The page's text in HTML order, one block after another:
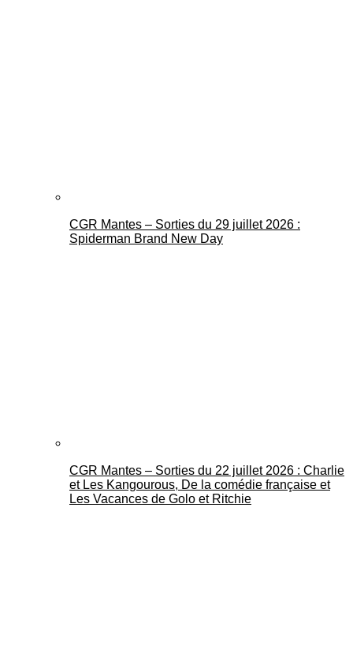
CGR Mantes – Sorties du 29 juillet 2026 :
Spiderman Brand New Day
CGR Mantes – Sorties du 22 juillet 2026 : Charlie
et Les Kangourous, De la comédie française et
Les Vacances de Golo et Ritchie